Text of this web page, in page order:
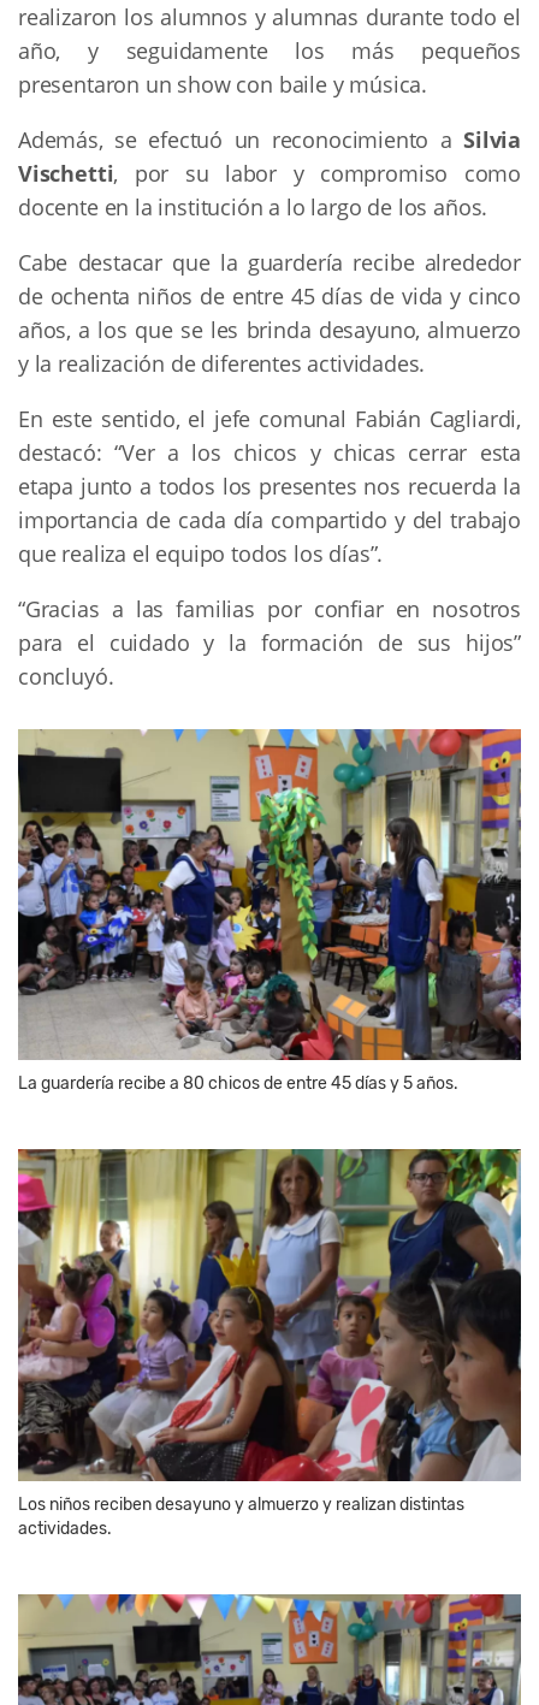
realizaron los alumnos y alumnas durante todo el
año, y seguidamente los más pequeños
presentaron un show con baile y música.
Además, se efectuó un reconocimiento aSilvia
Vischetti, por su labor y compromiso como
docente en la institución a lo largo de los años.
Cabe destacar que la guardería recibe alrededor
de ochenta niños de entre 45 días de vida y cinco
años, a los que se les brinda desayuno, almuerzo
y la realización de diferentes actividades.
En este sentido, el jefe comunal Fabián Cagliardi,
destacó: “Ver a los chicos y chicas cerrar esta
etapa junto a todos los presentes nos recuerda la
importancia de cada día compartido y del trabajo
que realiza el equipo todos los días”.
“Gracias a las familias por confiar en nosotros
para el cuidado y la formación de sus hijos”
concluyó.
La guardería recibe a 80 chicos de entre 45 días y 5 años.
Los niños reciben desayuno y almuerzo y realizan distintas
actividades.